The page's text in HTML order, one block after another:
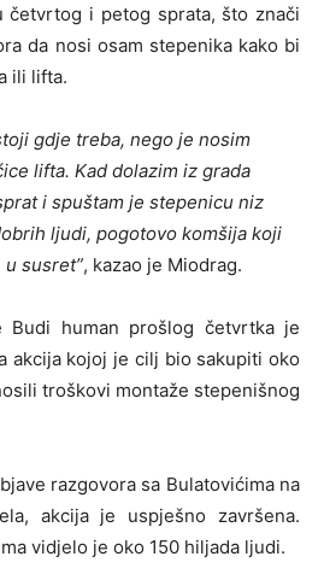
četvrtog i petog sprata, što znači
da nosi osam stepenika kako bi
ili lifta.
gdje treba, nego je nosim
lifta. Kad dolazim iz grada
i spuštam je stepenicu niz
ljudi, pogotovo komšija koji
susret”, kazao je Miodrag.
Budi human prošlog četvrtka je
akcija kojoj je cilj bio sakupiti oko
troškovi montaže stepenišnog
razgovora sa Bulatovićima na
akcija je uspješno završena.
vidjelo je oko 150 hiljada ljudi.